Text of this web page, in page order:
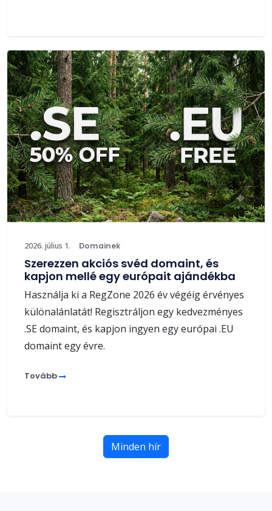
2026. július 1. Domainek
Szerezzen akciós svéd domaint, és
kapjon mellé egy európait ajándékba
Használja ki a RegZone 2026 év végéig érvényes
különalánlatát! Regisztráljon egy kedvezményes
.SE domaint, és kapjon ingyen egy európai .EU
domaint egy évre.
Tovább
Minden hír